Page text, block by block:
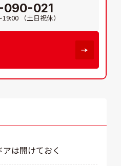
090-021
19:00 （土日祝休）
は開けておく